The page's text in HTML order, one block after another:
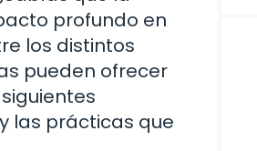
profundo en
los distintos
pueden ofrecer
las prácticas que